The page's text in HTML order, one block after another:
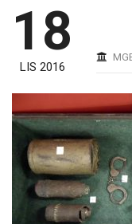
18
LIS 2016